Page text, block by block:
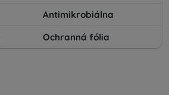
Antimikrobiálna
Ochranná fólia